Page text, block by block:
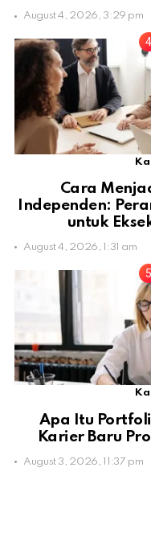
August 4, 2026, 3:29 pm
Cara
Independen:
untuk
August 4, 2026, 1:31 am
Apa Itu
Karier Baru
August 3, 2026, 11:37 pm